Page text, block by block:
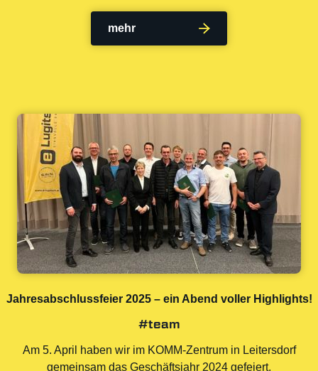
mehr
Jahresabschlussfeier 2025 – ein Abend voller Highlights!
#team
Am 5. April haben wir im KOMM-Zentrum in Leitersdorf
gemeinsam das Geschäftsjahr 2024 gefeiert.